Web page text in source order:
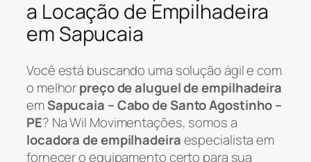
a Locação de Empilhadeira
em Sapucaia
Você está buscando uma solução ágil e com
o melhorpreço de aluguel de empilhadeira
emSapucaia – Cabo de Santo Agostinho –
PE? Na Wil Movimentações, somos a
locadora de empilhadeiraespecialista em
fornecer o equipamento certo para sua